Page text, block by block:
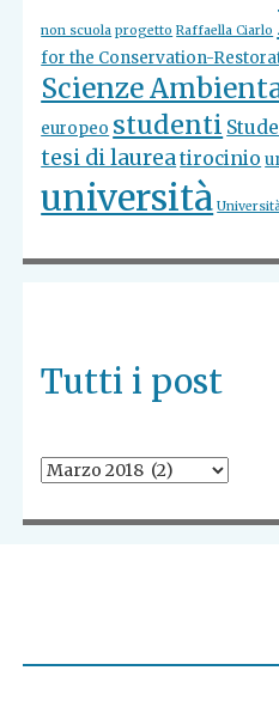
non scuola progetto Raffaella Ciarlo
for the Conservation-
Scienze
europeo studenti
tesi di laureatirocinio
università
Tutti i post
Tutti